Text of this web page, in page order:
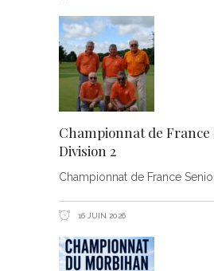
Championnat de France
Division 2
Championnat de France
16 JUIN 2026